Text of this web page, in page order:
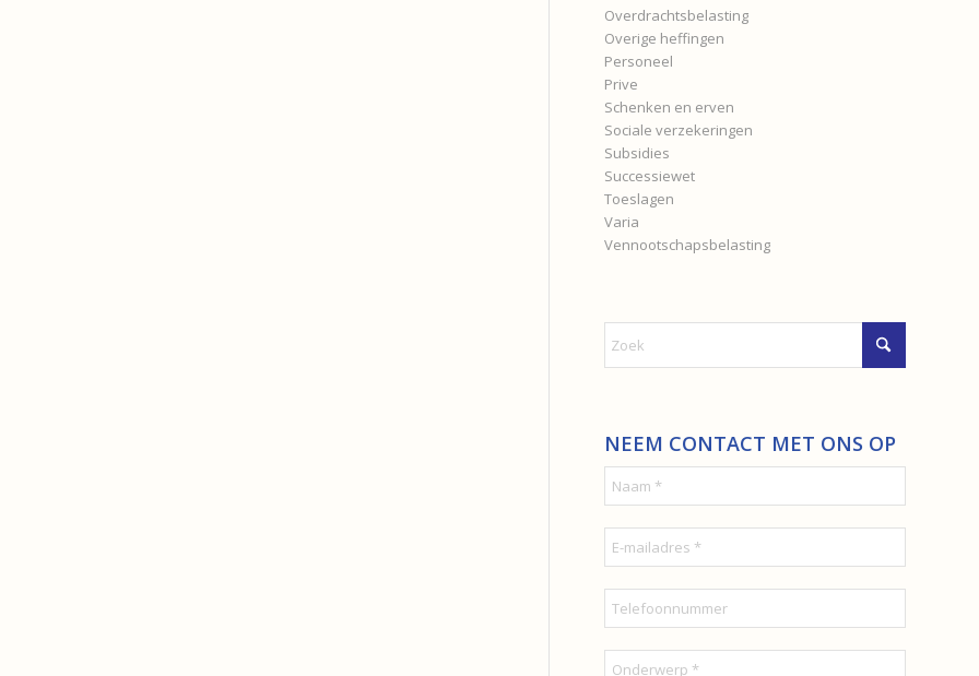
Overdrachtsbelasting
Overige heffingen
Personeel
Prive
Schenken en erven
Sociale verzekeringen
Subsidies
Successiewet
Toeslagen
Varia
Vennootschapsbelasting
NEEM CONTACT MET ONS OP